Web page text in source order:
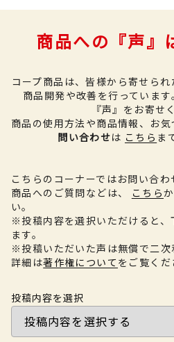
商品への『声』
コープ商品は、皆様から寄せら
商品開発や改善を行っています。
『声』をお寄せ
商品の使用方法や商品情報、お
問い合わせは こちら ま
こちらのコーナーではお問い合わ
商品へのご質問などは、
こちら
い。
※投稿内容を選択いただけると、
ます。
※投稿いただいた声は無償で二次
詳細は著作権について をご覧くだ
投稿内容を選択